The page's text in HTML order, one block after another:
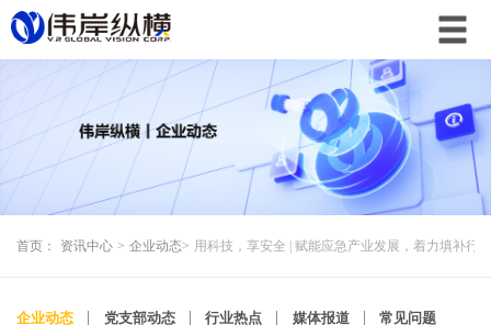
首页： 资讯中心 > 企业动态> 用科技，享安全 | 赋能应急产业发展，着力填补行
企业动态 党支部动态 行业热点 媒体报道 常见问题